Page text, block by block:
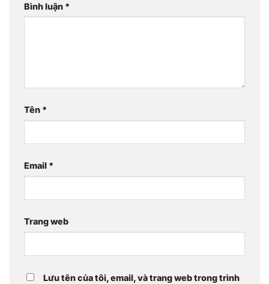
Bình luận *
Tên *
Email *
Trang web
Lưu tên của tôi, email, và trang web trong trình